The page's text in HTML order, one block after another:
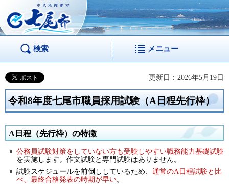
市民活躍都市 七尾
市
検索 メニュー
更新日：2026年5月19日
令和8年度七尾市職員採用試験（A日程先行枠）
A日程（先行枠）の特徴
公務員試験対策をしていない方も受験しやすい職務能力基礎試験
を実施します。作文試験と専門試験はありません。
試験スケジュールを前倒ししているため、 通常のA日程試験と比
べ、最終合格発表の時期が早い。